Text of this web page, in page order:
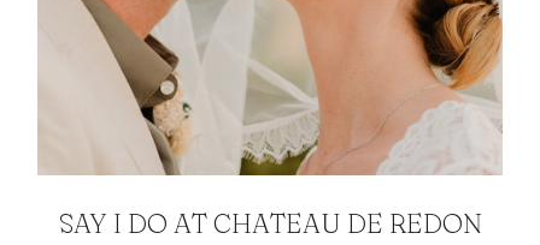
SAY I DO AT CHATEAU DE REDON